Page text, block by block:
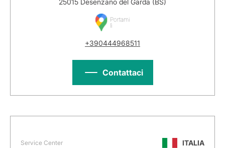
25015 Desenzano del Garda (BS)
Portami
lì
+390444968511
Contattaci
Service Center ITALIA